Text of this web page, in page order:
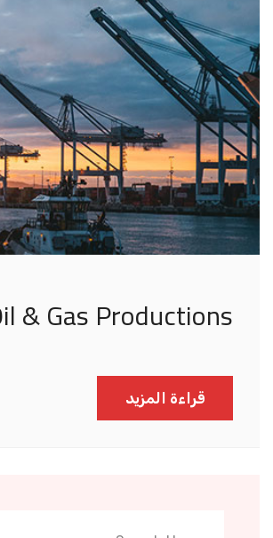
& Gas Productions
قراءة المزيد